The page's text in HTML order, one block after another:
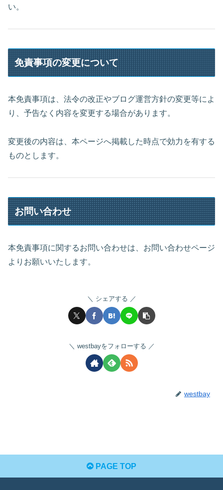
い。
免責事項の変更について
本免責事項は、法令の改正やブログ運営方針の変更等によ
り、予告なく内容を変更する場合があります。
変更後の内容は、本ページへ掲載した時点で効力を有する
ものとします。
お問い合わせ
本免責事項に関するお問い合わせは、お問い合わせページ
よりお願いいたします。
シェアする
westbayをフォローする
westbay
PAGE TOP